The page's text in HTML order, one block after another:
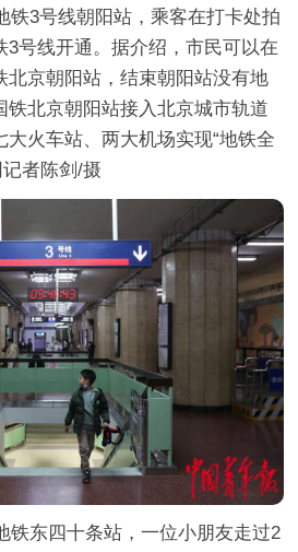
铁3号线朝阳站，乘客在打卡处拍
3号线开通。据介绍，市民可以在
北京朝阳站，结束朝阳站没有地
铁北京朝阳站接入北京城市轨道
火车站、两大机场实现“地铁全
记者陈剑/摄
铁东四十条站，一位小朋友走过2